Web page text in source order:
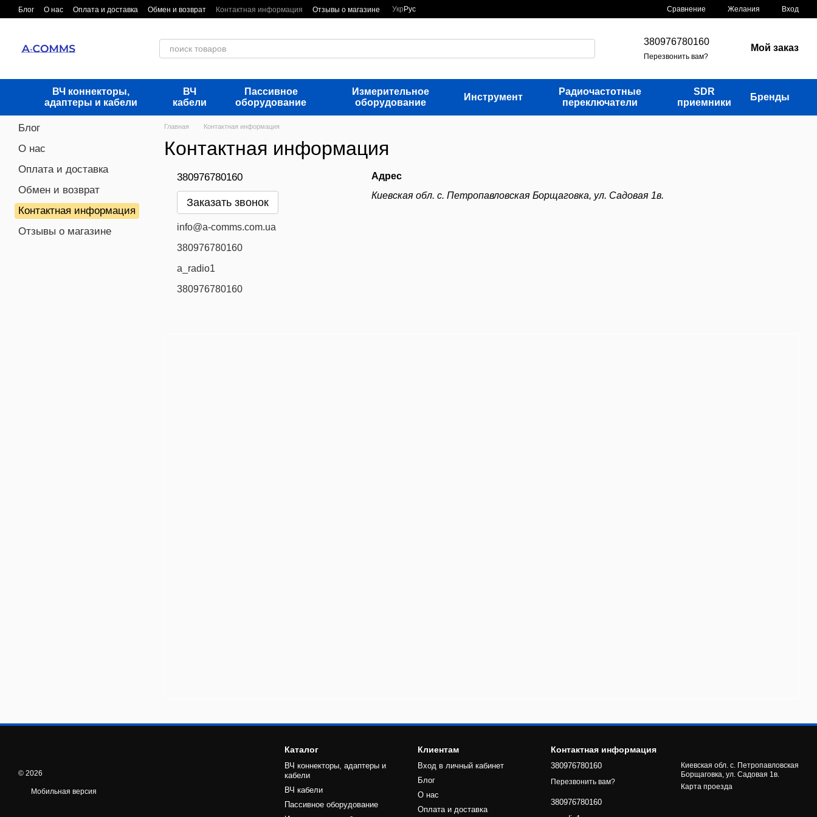
Перейти к основному контенту
Блог О нас Оплата и доставка Обмен и возврат Контактная информация Отзывы о магазине Укр Рус Сравнение Желания Вход
380976780160
Перезвонить вам?
Мой заказ
ВЧ коннекторы,
адаптеры и кабели
ВЧ
кабели
Пассивное
оборудование
Измерительное
оборудование
Инструмент
Радиочастотные
переключатели
SDR
приемники
Бренды
Главная Контактная информация
Контактная информация
380976780160
Заказать звонок
info@a-comms.com.ua
380976780160
a_radio1
380976780160
Адрес
Киевская обл. с. Петропавловская Борщаговка, ул. Садовая 1в.
Блог
О нас
Оплата и доставка
Обмен и возврат
Контактная информация
Отзывы о магазине
© 2026
Мобильная версия
Каталог
ВЧ коннекторы, адаптеры и
кабели
ВЧ кабели
Пассивное оборудование
Клиентам
Вход в личный кабинет
Блог
О нас
Оплата и доставка
Контактная информация
380976780160
Перезвонить вам?
380976780160
Киевская обл. с. Петропавловская
Борщаговка, ул. Садовая 1в.
Карта проезда